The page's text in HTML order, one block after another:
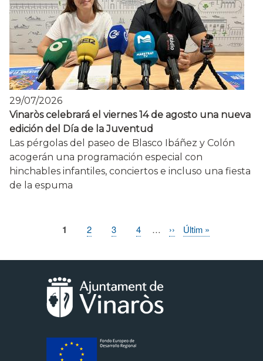
29/07/2026
Vinaròs celebrará el viernes 14 de agosto una nueva
edición del Día de la Juventud
Las pérgolas del paseo de Blasco Ibáñez y Colón
acogerán una programación especial con
hinchables infantiles, conciertos e incluso una fiesta
de la espuma
Página
1 Page
2 Page
3 Page
4 …
Siguiente
››
Última
Últim »